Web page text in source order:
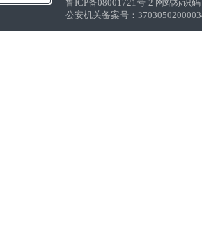
鲁ICP备08001721号-2 网站标识
公安机关备案号：